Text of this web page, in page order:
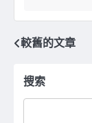
文
章
導
較舊的文章
搜索